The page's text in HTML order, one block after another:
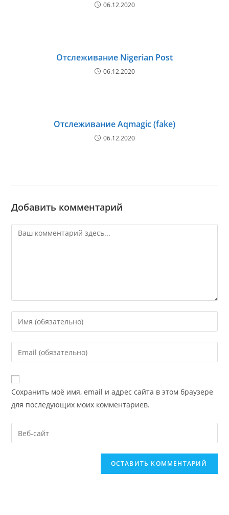
06.12.2020
Отслеживание Nigerian Post
06.12.2020
Отслеживание Aqmagic (fake)
06.12.2020
Добавить комментарий
Комментарий
Введите
свое
имя
или
пользователя,
чтобы
прокомментировать
Введите
свой
email-
адрес,
чтобы
прокомментировать
Сохранить моё имя, email и адрес сайта в этом браузере
для последующих моих комментариев.
Введите
URL